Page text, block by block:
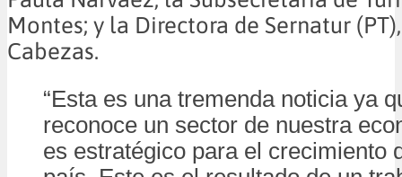
Montes; y la Directora de Sernatur
Cabezas.
“Esta es una tremenda noticia ya
reconoce un sector de nuestra
es estratégico para el crecimiento